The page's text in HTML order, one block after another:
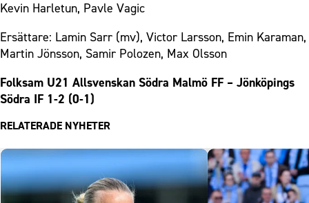
Kevin Harletun, Pavle Vagic
Ersättare: Lamin Sarr (mv), Victor Larsson, Emin Karaman,
Martin Jönsson, Samir Polozen, Max Olsson
Folksam U21 Allsvenskan Södra Malmö FF – Jönköpings
Södra IF 1-2 (0-1)
RELATERADE NYHETER